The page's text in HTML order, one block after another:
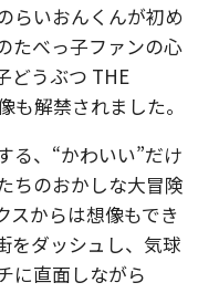
らいおんくんが初め
たべっ子ファンの心
どうぶつ THE
も解禁されました。
る、“かわいい”だけ
ちのおかしな大冒険
スからは想像もでき
をダッシュし、気球
に直面しながら